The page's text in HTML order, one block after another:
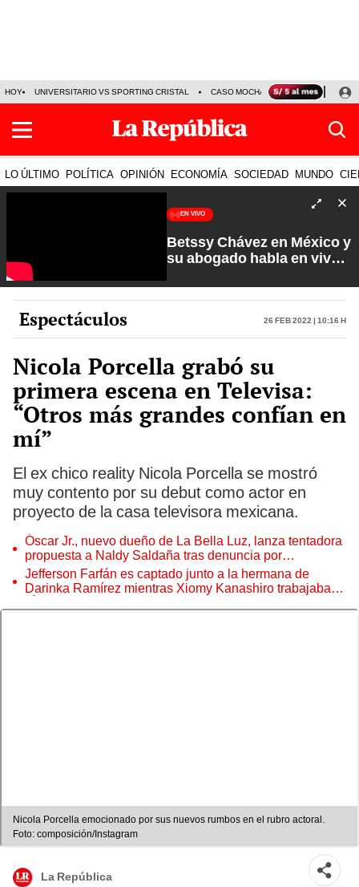
HOY UNIVERSITARIO VS SPORTING CRISTAL CASO MOCHASUELDOS
LO ÚLTIMO POLÍTICA OPINIÓN ECONOMÍA SOCIEDAD MUNDO
EN VIVO
Betssy Chávez en México y
su abogado habla en vivo |
Carlos Cornejo
Espectáculos 26 Feb 2022 | 10:16 h
Nicola Porcella grabó su
primera escena en Televisa:
“Otros más grandes confían en
mí”
El ex chico reality Nicola Porcella se mostró
muy contento por su debut como actor en
proyecto de la casa televisora mexicana.
Óscar Jr., nuevo dueño de La Bella Luz, lanza tentadora
propuesta a Naldy Saldaña tras denuncia por
tocamientos
Jefferson Farfán es captado junto a la hermana de
Darinka Ramírez mientras Xiomy Kanashiro trabajaba:
Nicola Porcella emocionado por sus nuevos rumbos en el rubro actoral.
Foto: composición/Instagram
La República